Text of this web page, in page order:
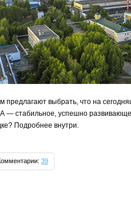
предлагают выбрать, что на
стабильное, успешно
Подробнее внутри.
39